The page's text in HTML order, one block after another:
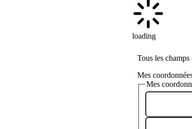
loading
Tous les
Mes
Mes